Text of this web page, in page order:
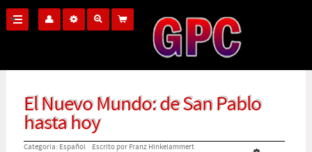
El Nuevo Mundo: de San Pablo
hasta hoy
Categoría: Español Escrito por Franz Hinkelammert